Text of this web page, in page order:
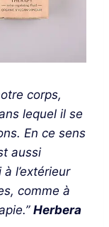
corps,
lequel il se
En ce sens
aussi
l’extérieur
comme à
Herbera